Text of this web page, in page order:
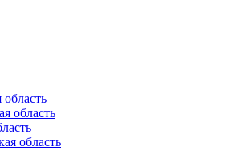
область
область